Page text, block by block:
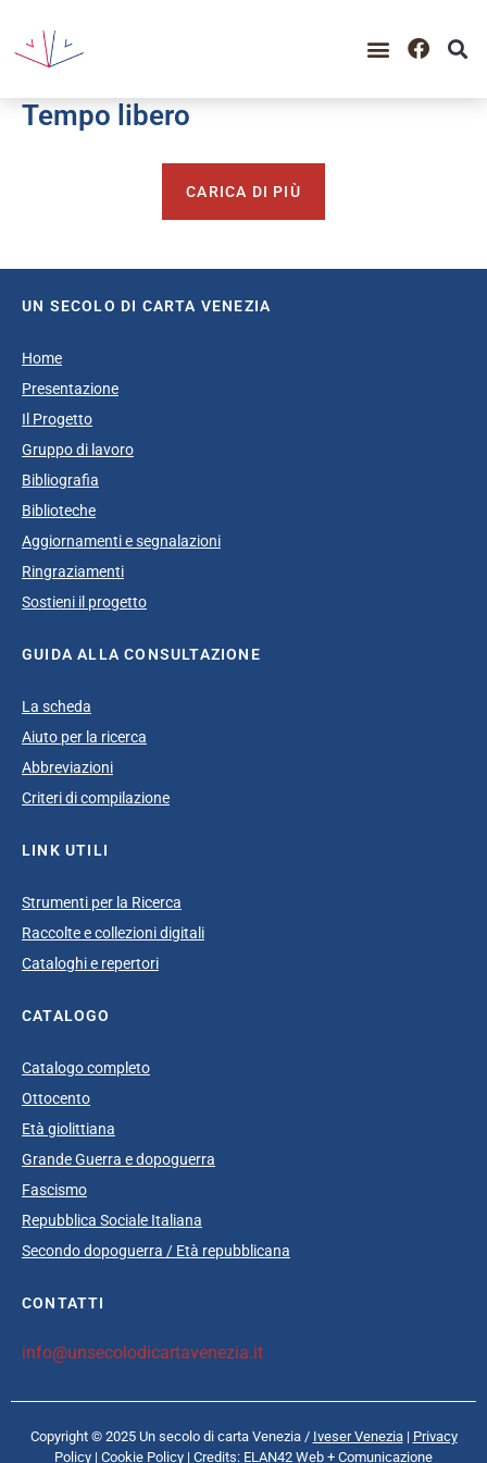
Tempo libero
CARICA DI PIÙ
UN SECOLO DI CARTA VENEZIA
Home
Presentazione
Il Progetto
Gruppo di lavoro
Bibliografia
Biblioteche
Aggiornamenti e segnalazioni
Ringraziamenti
Sostieni il progetto
GUIDA ALLA CONSULTAZIONE
La scheda
Aiuto per la ricerca
Abbreviazioni
Criteri di compilazione
LINK UTILI
Strumenti per la Ricerca
Raccolte e collezioni digitali
Cataloghi e repertori
CATALOGO
Catalogo completo
Ottocento
Età giolittiana
Grande Guerra e dopoguerra
Fascismo
Repubblica Sociale Italiana
Secondo dopoguerra / Età repubblicana
CONTATTI
info@unsecolodicartavenezia.it
Copyright © 2025 Un secolo di carta Venezia / Iveser Venezia| Privacy
Policy | Cookie Policy | Credits: ELAN42 Web + Comunicazione